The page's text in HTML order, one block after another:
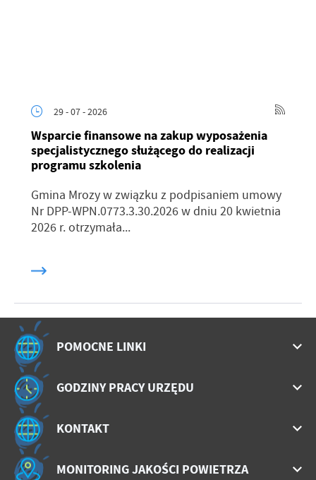
29 - 07 - 2026
Wsparcie finansowe na zakup wyposażenia
specjalistycznego służącego do realizacji
programu szkolenia
Gmina Mrozy w związku z podpisaniem umowy
Nr DPP-WPN.0773.3.30.2026 w dniu 20 kwietnia
2026 r. otrzymała...
POMOCNE LINKI
GODZINY PRACY URZĘDU
KONTAKT
MONITORING JAKOŚCI POWIETRZA